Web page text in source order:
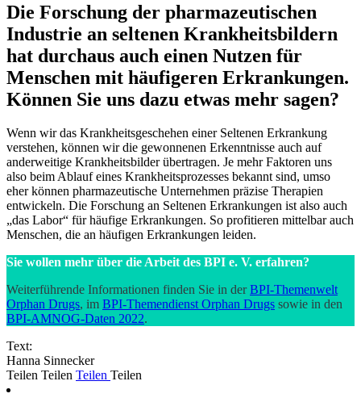
Die Forschung der pharmazeutischen
Industrie an seltenen Krankheitsbildern
hat durchaus auch einen Nutzen für
Menschen mit häufigeren Erkrankungen.
Können Sie uns dazu etwas mehr sagen?
Wenn wir das Krankheitsgeschehen einer Seltenen Erkrankung
verstehen, können wir die gewonnenen Erkenntnisse auch auf
anderweitige Krankheitsbilder übertragen. Je mehr Faktoren uns
also beim Ablauf eines Krankheitsprozesses bekannt sind, umso
eher können pharmazeutische Unternehmen präzise Therapien
entwickeln. Die Forschung an Seltenen Erkrankungen ist also auch
„das Labor“ für häufige Erkrankungen. So profitieren mittelbar auch
Menschen, die an häufigen Erkrankungen leiden.
Sie wollen mehr über die Arbeit des BPI e. V. erfahren?
Weiterführende Informationen finden Sie in derBPI-Themenwelt
Orphan Drugs, im BPI-Themendienst Orphan Drugs sowie in den
BPI-AMNOG-Daten 2022.
Text:
Hanna Sinnecker
Teilen Teilen Teilen Teilen